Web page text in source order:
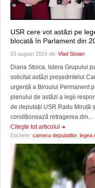
USR cere vot astăzi pe
blocată în Parlament din
03 august 2026 de: Vlad Stoian
Diana Stoica, lidera Grupului
solicitat astăzi președintelui
urgență a Biroului Permanent
plenului de astăzi a legii
de deputații USR Radu Miruță
condiționează retragerea din...
Citeşte tot articolul
Etichete: camera deputatilor, legea